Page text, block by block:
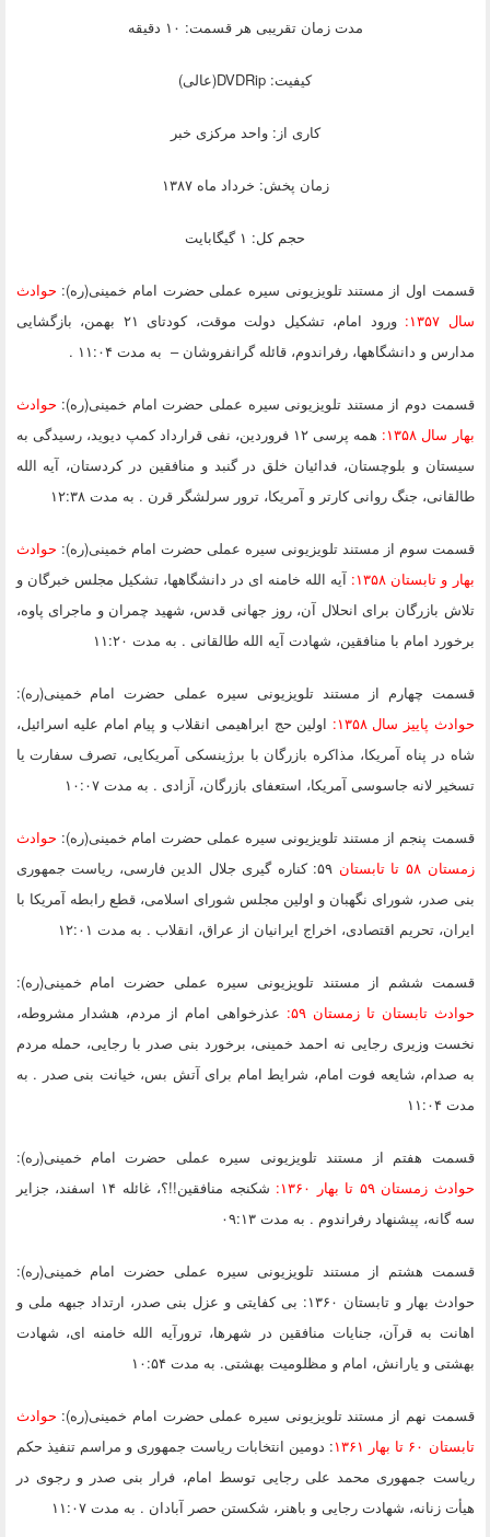
مدت زمان تقریبی هر قسمت: ۱۰ دقیقه
کیفیت: DVDRip(عالی)
کاری از:واحد مرکزی خبر
زمان پخش: خرداد ماه ۱۳۸۷
حجم کل: ۱ گیگابایت
قسمت اول از مستند تلویزیونی سیره عملی حضرت امام خمینی(ره): حوادث
سال ۱۳۵۷:
ورود امام، تشکیل دولت موقت، کودتای ۲۱ بهمن، بازگشایی
مدارس و دانشگاهها، رفراندوم، قائله گرانفروشان – به مدت ۱۱:۰۴ .
قسمت دوم از مستند تلویزیونی سیره عملی حضرت امام خمینی(ره): حوادث
بهار سال ۱۳۵۸:
همه پرسی ۱۲ فروردین، نفی قرارداد کمپ دیوید، رسیدگی به
سیستان و بلوچستان، فدائیان خلق در گنبد و منافقین در کردستان، آیه الله
طالقانی، جنگ روانی کارتر و آمریکا، ترور سرلشگر قرن . به مدت ۱۲:۳۸
قسمت سوم از مستند تلویزیونی سیره عملی حضرت امام خمینی(ره): حوادث
بهار و تابستان ۱۳۵۸:
آیه الله خامنه ای در دانشگاهها، تشکیل مجلس خبرگان و
تلاش بازرگان برای انحلال آن، روز جهانی قدس، شهید چمران و ماجرای پاوه،
برخورد امام با منافقین، شهادت آیه الله طالقانی . به مدت ۱۱:۲۰
قسمت چهارم از مستند تلویزیونی سیره عملی حضرت امام خمینی(ره):
حوادث پاییز سال ۱۳۵۸:
اولین حج ابراهیمی انقلاب و پیام امام علیه اسرائیل،
شاه در پناه آمریکا، مذاکره بازرگان با برژینسکی آمریکایی، تصرف سفارت یا
تسخیر لانه جاسوسی آمریکا، استعفای بازرگان، آزادی . به مدت ۱۰:۰۷
قسمت پنجم از مستند تلویزیونی سیره عملی حضرت امام خمینی(ره): حوادث
زمستان ۵۸ تا تابستان
۵۹: کناره گیری جلال الدین فارسی، ریاست جمهوری
بنی صدر، شورای نگهبان و اولین مجلس شورای اسلامی، قطع رابطه آمریکا با
ایران، تحریم اقتصادی، اخراج ایرانیان از عراق، انقلاب . به مدت ۱۲:۰۱
قسمت ششم از مستند تلویزیونی سیره عملی حضرت امام خمینی(ره):
حوادث تابستان تا زمستان ۵۹:
عذرخواهی امام از مردم، هشدار مشروطه،
نخست وزیری رجایی نه احمد خمینی، برخورد بنی صدر با رجایی، حمله مردم
به صدام، شایعه فوت امام، شرایط امام برای آتش بس، خیانت بنی صدر . به
مدت ۱۱:۰۴
قسمت هفتم از مستند تلویزیونی سیره عملی حضرت امام خمینی(ره):
حوادث زمستان ۵۹ تا بهار ۱۳۶۰:
شکنجه منافقین!!؟، غائله ۱۴ اسفند، جزایر
سه گانه، پیشنهاد رفراندوم . به مدت ۰۹:۱۳
قسمت هشتم از مستند تلویزیونی سیره عملی حضرت امام خمینی(ره):
حوادث بهار و تابستان ۱۳۶۰: بی کفایتی و عزل بنی صدر، ارتداد جبهه ملی و
اهانت به قرآن، جنایات منافقین در شهرها، ترورآیه الله خامنه ای، شهادت
بهشتی و یارانش، امام و مظلومیت بهشتی. به مدت ۱۰:۵۴
قسمت نهم از مستند تلویزیونی سیره عملی حضرت امام خمینی(ره): حوادث
تابستان ۶۰ تا بهار ۱۳۶۱
: دومین انتخابات ریاست جمهوری و مراسم تنفیذ حکم
ریاست جمهوری محمد علی رجایی توسط امام، فرار بنی صدر و رجوی در
هیأت زنانه، شهادت رجایی و باهنر، شکستن حصر آبادان . به مدت ۱۱:۰۷